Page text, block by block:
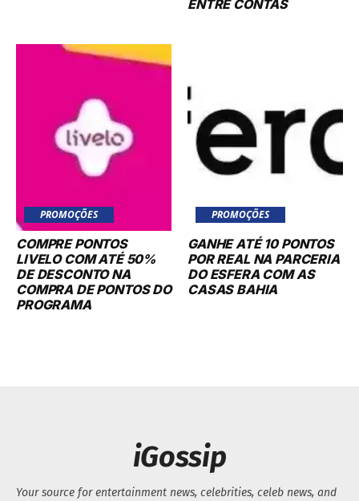
ENTRE CONTAS
PROMOÇÕES
COMPRE PONTOS
LIVELO COM ATÉ 50%
DE DESCONTO NA
COMPRA DE PONTOS DO
PROGRAMA
PROMOÇÕES
GANHE ATÉ 10 PONTOS
POR REAL NA PARCERIA
DO ESFERA COM AS
CASAS BAHIA
iGossip
Your source for entertainment news, celebrities, celeb news, and